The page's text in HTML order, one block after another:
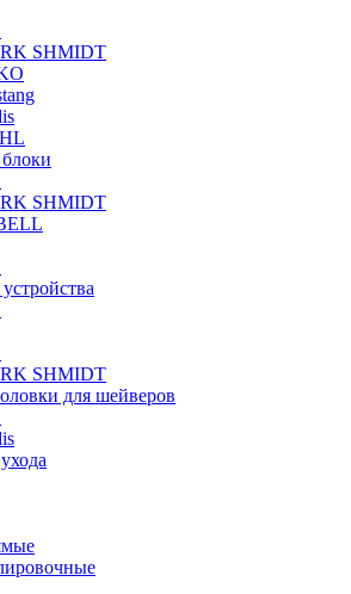
SHMIDT
SHMIDT
SHMIDT
для шейверов